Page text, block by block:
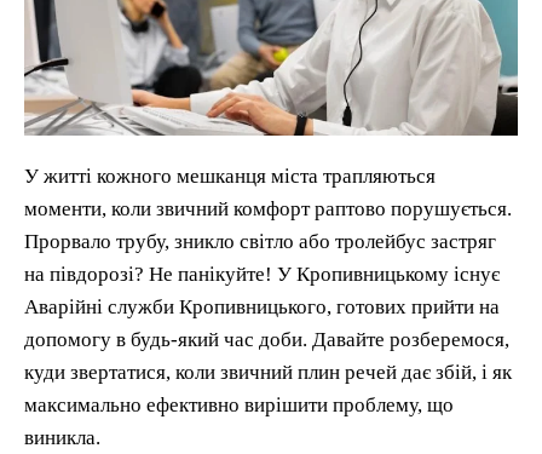
У житті кожного мешканця міста трапляються
моменти, коли звичний комфорт раптово порушується.
Прорвало трубу, зникло світло або тролейбус застряг
на півдорозі? Не панікуйте! У Кропивницькому існує
Аварійні служби Кропивницького, готових прийти на
допомогу в будь-який час доби. Давайте розберемося,
куди звертатися, коли звичний плин речей дає збій, і як
максимально ефективно вирішити проблему, що
виникла.